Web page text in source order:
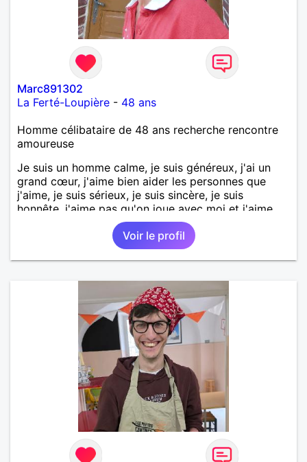
Marc891302
La Ferté-Loupière - 48 ans
Homme célibataire de 48 ans recherche rencontre
amoureuse
Je suis un homme calme, je suis généreux, j'ai un
grand cœur, j'aime bien aider les personnes que
j'aime, je suis sérieux, je suis sincère, je suis
honnête, j'aime pas qu'on joue avec moi et j'aime
pas les mensonges. Je cherche une relation
amoureuse et sérieuse.Voir le profil